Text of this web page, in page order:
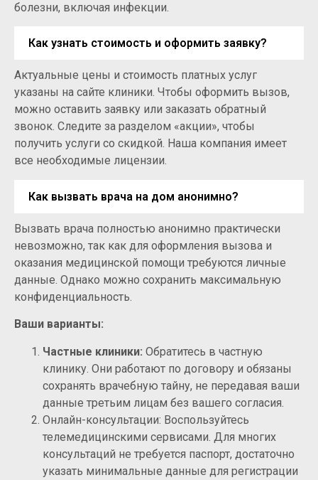
болезни, включая инфекции.
Как узнать стоимость и оформить заявку?
Актуальные цены и стоимость платных услуг
указаны на сайте клиники. Чтобы оформить вызов,
можно оставить заявку или заказать обратный
звонок. Следите за разделом «акции», чтобы
получить услуги со скидкой. Наша компания имеет
все необходимые лицензии.
Как вызвать врача на дом анонимно?
Вызвать врача полностью анонимно практически
невозможно, так как для оформления вызова и
оказания медицинской помощи требуются личные
данные. Однако можно сохранить максимальную
конфиденциальность.
Ваши варианты:
Частные клиники: Обратитесь в частную
клинику. Они работают по договору и обязаны
сохранять врачебную тайну, не передавая ваши
данные третьим лицам без вашего согласия.
Онлайн-консультации: Воспользуйтесь
телемедицинскими сервисами. Для многих
консультаций не требуется паспорт, достаточно
указать минимальные данные для регистрации